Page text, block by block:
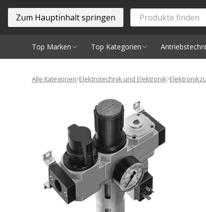
Zum Hauptinhalt springen
Top Marken Top Kategorien
Alle Kategorien Elektrotechnik und Elektronik